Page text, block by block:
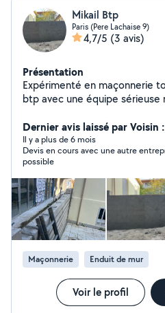
Mikail Btp
Paris (Pere Lachaise 9)
4,7/5 (3 avis)
Présentation
Expérimenté en maçonnerie
btp avec une équipe
Dernier avis laissé par Voisin
Il y a plus de 6 mois
Devis en cours avec une autre
possible
Maçonnerie Enduit de mur
Voir le profil